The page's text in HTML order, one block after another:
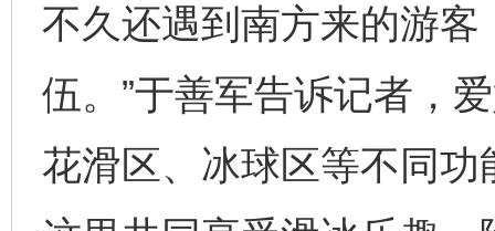
不久还遇到南方来的游
伍。”于善军告诉记者，
花滑区、冰球区等不同